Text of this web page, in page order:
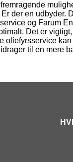
der en udbyder.
og Farum
Det er
oliefyrsservice
til en mere